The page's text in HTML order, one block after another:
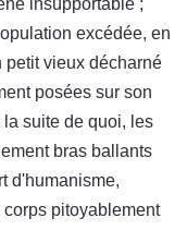
insupportable ;
excédée, en
petit vieux décharné
posées sur son
suite de quoi, les
bras ballants
d'humanisme,
pitoyablement